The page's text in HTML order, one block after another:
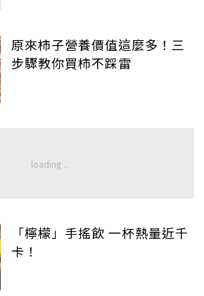
原來柿子營養價值這麼多！三
步驟教你買柿不踩雷
「檸檬」手搖飲 一杯熱量近千
卡！